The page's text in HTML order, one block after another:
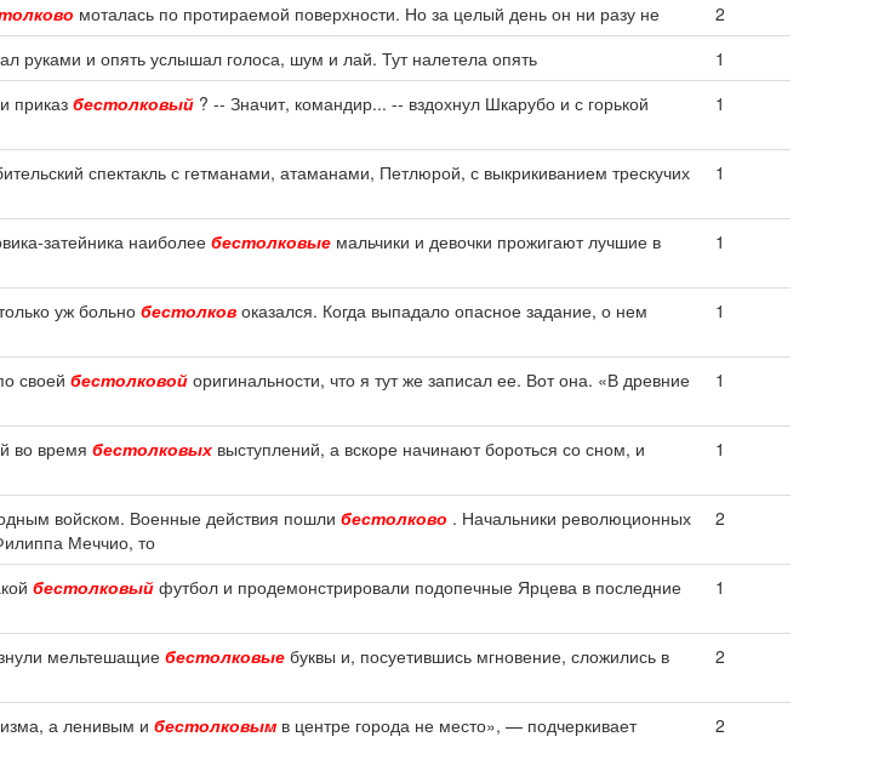
моталась по протираемой поверхности. Но за целый день он ни разу не
2
руками и опять услышал голоса, шум и лай. Тут налетела опять
1
приказ бестолковый ? -- Значит, командир... -- вздохнул Шкарубо и с горькой
1
спектакль с гетманами, атаманами, Петлюрой, с выкрикиванием трескучих
1
затейника наиболее бестолковые мальчики и девочки прожигают лучшие в
1
уж больно бестолков оказался. Когда выпадало опасное задание, о нем
1
своей бестолковой оригинальности, что я тут же записал ее. Вот она. «В древние
1
во время бестолковых выступлений, а вскоре начинают бороться со сном, и
1
войском. Военные действия пошли бестолково . Начальники революционных
Меччио, то
2
бестолковый футбол и продемонстрировали подопечные Ярцева в последние
1
мельтешащие бестолковые буквы и, посуетившись мгновение, сложились в
2
а ленивым и бестолковым в центре города не место», — подчеркивает
2